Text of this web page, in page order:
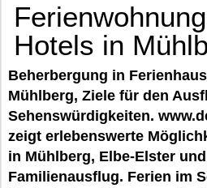
Hotels in
Beherbergung in
Mühlberg, Ziele für den
Sehenswürdigkeiten.
zeigt erlebenswerte
in Mühlberg, Elbe-Elster
Familienausflug. Ferien im